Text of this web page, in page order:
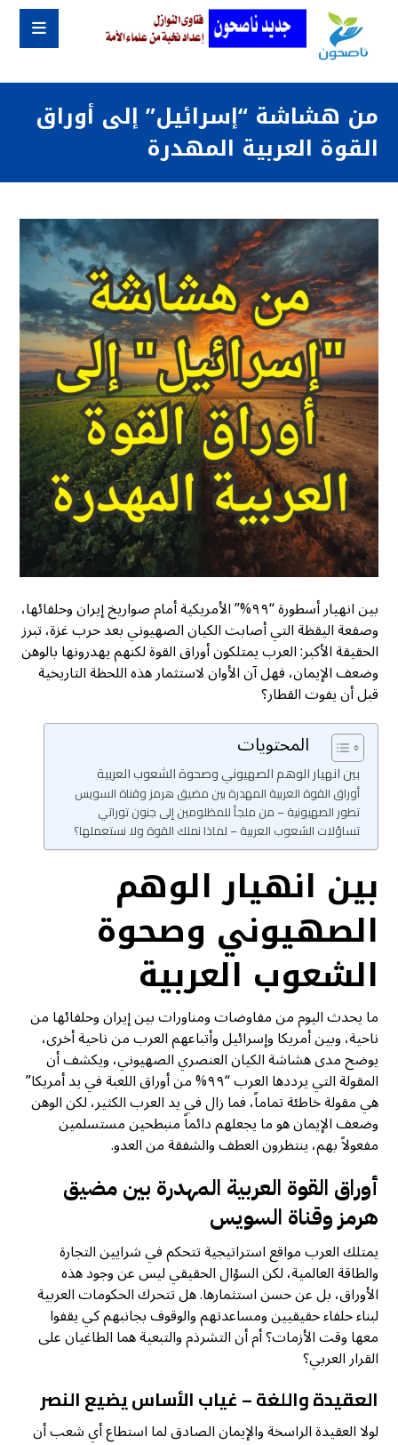
من هشاشة “إسرائيل” إلى أوراق
القوة العربية المهدرة
بين انهيار أسطورة “٩٩%” الأمريكية أمام صواريخ إيران وحلفائها،
وصفعة اليقظة التي أصابت الكيان الصهيوني بعد حرب غزة، تبرز
الحقيقة الأكبر: العرب يمتلكون أوراق القوة لكنهم يهدرونها بالوهن
وضعف الإيمان، فهل آن الأوان لاستثمار هذه اللحظة التاريخية
قبل أن يفوت القطار؟
المحتويات
بين انهيار الوهم الصهيوني وصحوة الشعوب العربية
أوراق القوة العربية المهدرة بين مضيق هرمز وقناة السويس
تطور الصهيونية – من ملجأ للمظلومين إلى جنون توراتي
تساؤلات الشعوب العربية – لماذا نملك القوة ولا نستعملها؟
بين انهيار الوهم
الصهيوني وصحوة
الشعوب العربية
ما يحدث اليوم من مفاوضات ومناورات بين إيران وحلفائها من
ناحية، وبين أمريكا وإسرائيل وأتباعهم العرب من ناحية أخرى،
يوضح مدى هشاشة الكيان العنصري الصهيوني، ويكشف أن
المقولة التي يرددها العرب “٩٩% من أوراق اللعبة في يد أمريكا”
هي مقولة خاطئة تماماً، فما زال في يد العرب الكثير، لكن الوهن
وضعف الإيمان هو ما يجعلهم دائماً منبطحين مستسلمين
مفعولاً بهم، ينتظرون العطف والشفقة من العدو.
أوراق القوة العربية المهدرة بين مضيق
هرمز وقناة السويس
يمتلك العرب مواقع استراتيجية تتحكم في شرايين التجارة
والطاقة العالمية، لكن السؤال الحقيقي ليس عن وجود هذه
الأوراق، بل عن حسن استثمارها. هل تتحرك الحكومات العربية
لبناء حلفاء حقيقيين ومساعدتهم والوقوف بجانبهم كي يقفوا
معها وقت الأزمات؟ أم أن التشرذم والتبعية هما الطاغيان على
القرار العربي؟
العقيدة واللغة – غياب الأساس يضيع النصر
لولا العقيدة الراسخة والإيمان الصادق لما استطاع أي شعب أن